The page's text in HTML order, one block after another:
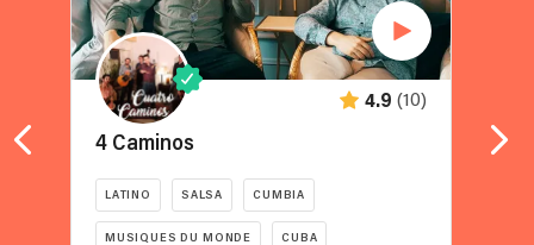
4.9 (10)
4 Caminos
LATINO SALSA CUMBIA
MUSIQUES DU MONDE CUBA